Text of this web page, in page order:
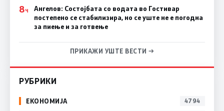
8Ч
Ангелов: Состојбата со водата во Гостивар
постепено се стабилизира, но се уште не е погодна
за пиење и за готвење
ПРИКАЖИ УШТЕ ВЕСТИ →
РУБРИКИ
ЕКОНОМИЈА 4794